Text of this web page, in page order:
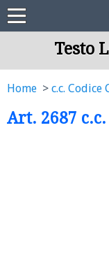
Testo
Home c.c. Codice
Art. 2687